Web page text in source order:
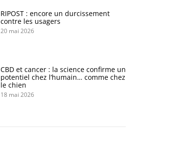
RIPOST : encore un durcissement
contre les usagers
20 mai 2026
CBD et cancer : la science confirme un
potentiel chez l’humain… comme chez
le chien
18 mai 2026